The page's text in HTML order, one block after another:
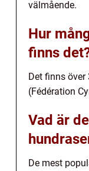
välmående.
Hur
finns
Det finns över
(Fédération
Vad är
De mest